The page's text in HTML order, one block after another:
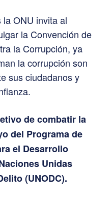
ONU invita al
la Convención de
la Corrupción, ya
la corrupción son
sus ciudadanos y
de combatir la
del Programa de
el Desarrollo
Unidas
(UNODC).